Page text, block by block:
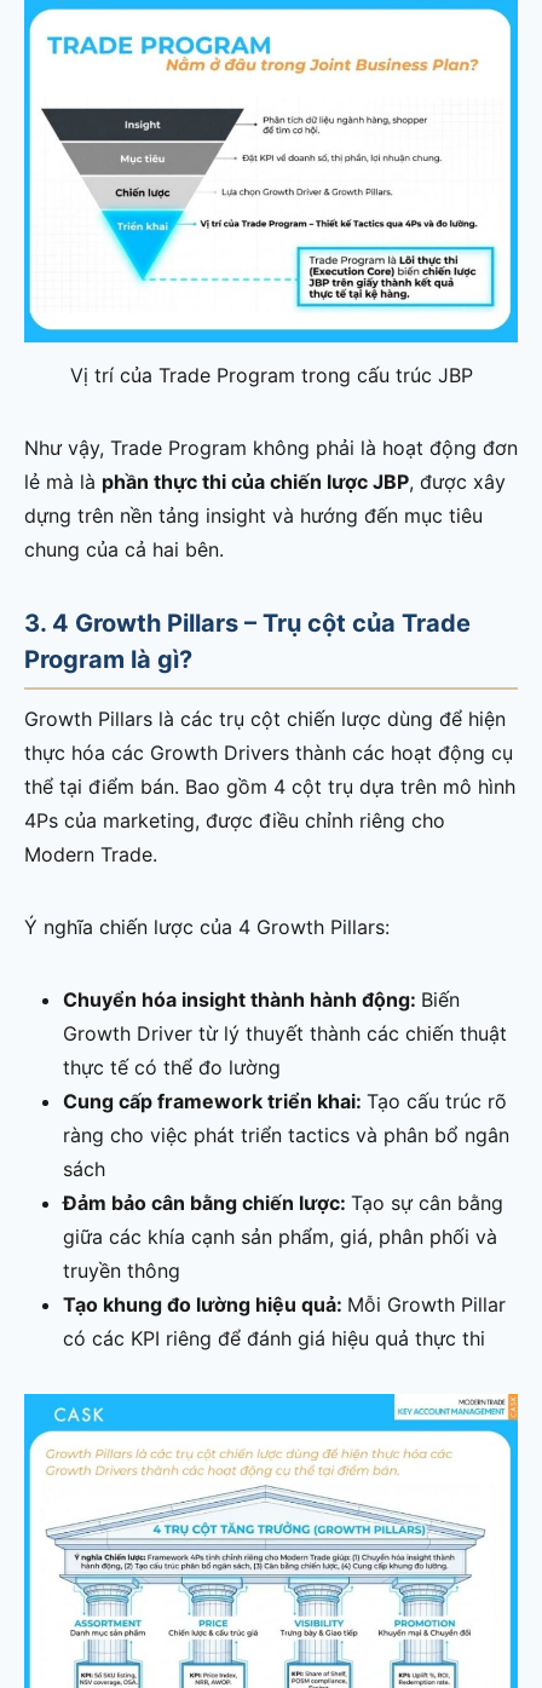
Vị trí của Trade Program trong cấu trúc JBP
Như vậy, Trade Program không phải là hoạt động đơn
lẻ mà là phần thực thi của chiến lược JBP, được xây
dựng trên nền tảng insight và hướng đến mục tiêu
chung của cả hai bên.
3. 4 Growth Pillars – Trụ cột của Trade
Program là gì?
Growth Pillars là các trụ cột chiến lược dùng để hiện
thực hóa các Growth Drivers thành các hoạt động cụ
thể tại điểm bán. Bao gồm 4 cột trụ dựa trên mô hình
4Ps của marketing, được điều chỉnh riêng cho
Modern Trade.
Ý nghĩa chiến lược của 4 Growth Pillars:
Chuyển hóa insight thành hành động: Biến
Growth Driver từ lý thuyết thành các chiến thuật
thực tế có thể đo lường
Cung cấp framework triển khai: Tạo cấu trúc rõ
ràng cho việc phát triển tactics và phân bổ ngân
sách
Đảm bảo cân bằng chiến lược: Tạo sự cân bằng
giữa các khía cạnh sản phẩm, giá, phân phối và
truyền thông
Tạo khung đo lường hiệu quả: Mỗi Growth Pillar
có các KPI riêng để đánh giá hiệu quả thực thi